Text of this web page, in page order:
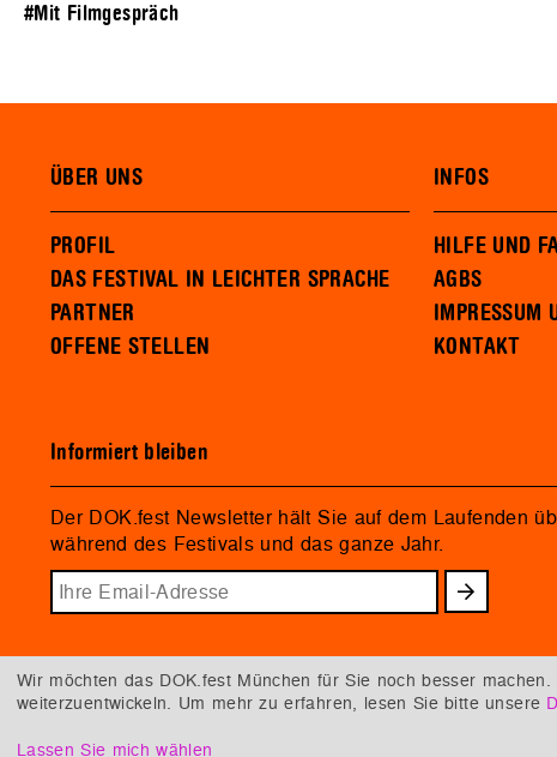
#Mit Filmgespräch
ÜBER UNS
PROFIL
DAS FESTIVAL IN LEICHTER SPRACHE
PARTNER
OFFENE STELLEN
INFOS
HILFE UND
AGBS
IMPRESSUM
KONTAKT
Informiert bleiben
Der DOK.fest Newsletter hält Sie auf dem Laufenden
während des Festivals und das ganze Jahr.
Wir möchten das DOK.fest München für Sie noch besser
weiterzuentwickeln. Um mehr zu erfahren, lesen Sie bitte unsere
Lassen Sie mich wählen